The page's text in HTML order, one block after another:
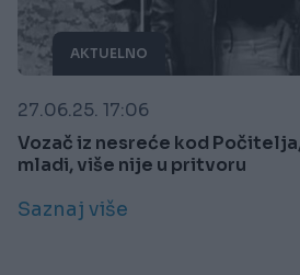
AKTUELNO
27.06.25. 17:06
Vozač iz nesreće kod
mladi, više nije u pritvoru
Saznaj više